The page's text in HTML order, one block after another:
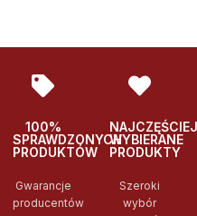
100%
SPRAWDZONYCH
PRODUKTÓW
Gwarancje
producentów
NAJCZĘŚCIEJ
WYBIERANE
PRODUKTY
Szeroki
wybór